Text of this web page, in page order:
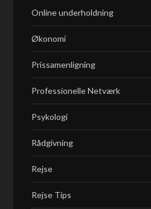
Online underholdning
Økonomi
Prissamenligning
Professionelle Netværk
Psykologi
Rådgivning
Rejse
Rejse Tips